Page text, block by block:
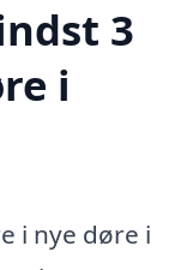
3
i
i nye døre i